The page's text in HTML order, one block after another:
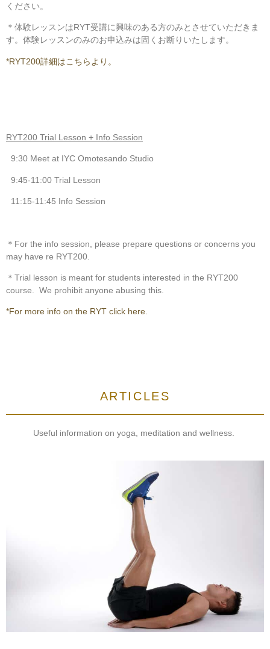
ください。
＊体験レッスンはRYT受講に興味のある方のみとさせていただきま
す。体験レッスンのみのお申込みは固くお断りいたします。
*RYT200詳細はこちらより。
RYT200 Trial Lesson + Info Session
9:30 Meet at IYC Omotesando Studio
9:45-11:00 Trial Lesson
11:15-11:45 Info Session
＊For the info session, please prepare questions or concerns you
may have re RYT200.
＊Trial lesson is meant for students interested in the RYT200
course. We prohibit anyone abusing this.
*For more info on the RYT click here.
ARTICLES
Useful information on yoga, meditation and wellness.